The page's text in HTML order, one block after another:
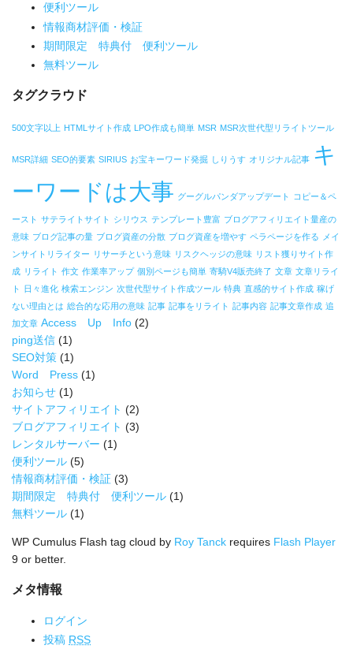
便利ツール
情報商材評価・検証
期間限定 特典付 便利ツール
無料ツール
タグクラウド
500文字以上 HTMLサイト作成 LPO作成も簡単 MSR MSR次世代型リライトツール
MSR詳細 SEO的要素 SIRIUS お宝キーワード発掘 しりうす オリジナル記事 キ
ーワードは大事 グーグルパンダアップデート コピー＆ペ
ースト サテライトサイト シリウス テンプレート豊富 ブログアフィリエイト量産の
意味 ブログ記事の量 ブログ資産の分散 ブログ資産を増やす ペラページを作る
メイ
ンサイトリライター リサーチという意味 リスクヘッジの意味 リスト獲りサイト作
成 リライト 作文 作業率アップ 個別ページも簡単 寄騎V4販売終了 文章 文章リライ
ト 日々進化 検索エンジン 次世代型サイト作成ツール 特典 直感的サイト作成 稼げ
ない理由とは 総合的な応用の意味 記事 記事をリライト 記事内容 記事文章作成 追
加文章 Access Up Info (2)
ping送信 (1)
SEO対策 (1)
Word Press (1)
お知らせ (1)
サイトアフィリエイト (2)
ブログアフィリエイト (3)
レンタルサーバー (1)
便利ツール (5)
情報商材評価・検証 (3)
期間限定 特典付 便利ツール (1)
無料ツール (1)
WP Cumulus Flash tag cloud by Roy Tanck requires Flash Player
9 or better.
メタ情報
ログイン
投稿 RSS